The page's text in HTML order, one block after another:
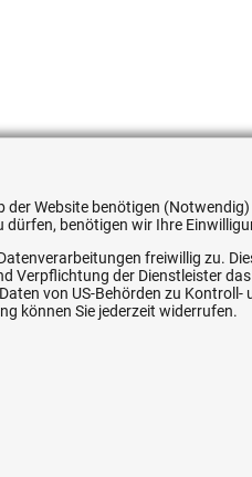
Ihre Hytec-Hydraulik
Schneller Versand,
Website benötigen
benötigen wir Ihre
freiwillig zu.
Verpflichtung der Dienstleister
von US-Behörden zu
können Sie jederzeit widerrufen.